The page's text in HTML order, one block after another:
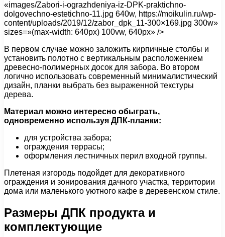
«images/Zabori-i-ograzhdeniya-iz-DPK-praktichno-
dolgovechno-estetichno-11.jpg 640w, https://moikulin.ru/wp-
content/uploads/2019/12/zabor_dpk_11-300×169.jpg 300w»
sizes=»(max-width: 640px) 100vw, 640px» />
В первом случае можно заложить кирпичные столбы и
установить полотно с вертикальным расположением
древесно-полимерных досок для забора. Во втором
логично использовать современный минималистический
дизайн, планки выбрать без выраженной текстуры
дерева.
Материал можно интересно обыграть,
одновременно используя ДПК-планки:
для устройства забора;
ограждения террасы;
оформления лестничных перил входной группы.
Плетеная изгородь подойдет для декоративного
ограждения и зонирования дачного участка, территории
дома или маленького уютного кафе в деревенском стиле.
Размеры ДПК продукта и
комплектующие